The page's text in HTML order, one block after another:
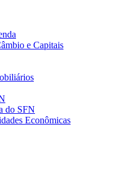
e Capitais
do SFN
Econômicas